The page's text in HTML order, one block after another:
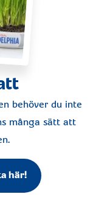
behöver du inte
många sätt att
här!